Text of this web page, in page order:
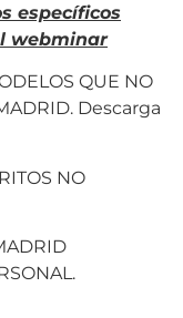
específicos
webminar
QUE NO
Descarga
NO